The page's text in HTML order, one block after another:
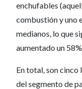
enchufables
combustión y uno
medianos, lo que
aumentado un
En total, son
del segmento de